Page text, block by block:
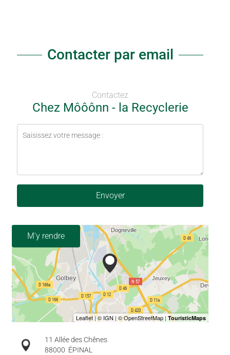
Contacter par email
Contactez
Chez Môôônn - la Recyclerie
Envoyer
M'y rendre
11 Allée des Chênes
88000 ÉPINAL